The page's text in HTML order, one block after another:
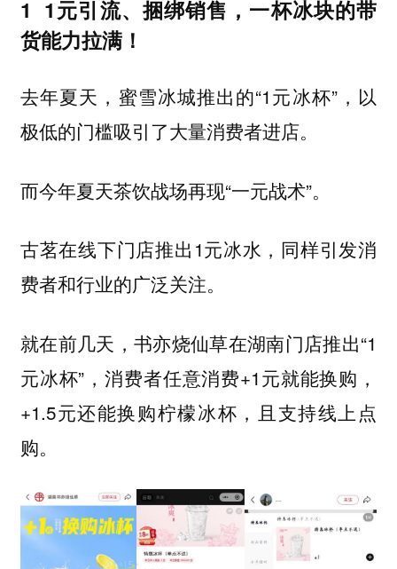
1 1元引流、捆绑销售，一杯冰块的带
货能力拉满！
去年夏天，蜜雪冰城推出的“1元冰杯”，以
极低的门槛吸引了大量消费者进店。
而今年夏天茶饮战场再现“一元战术”。
古茗在线下门店推出1元冰水，同样引发消
费者和行业的广泛关注。
就在前几天，书亦烧仙草在湖南门店推出“1
元冰杯”，消费者任意消费+1元就能换购，
+1.5元还能换购柠檬冰杯，且支持线上点
购。